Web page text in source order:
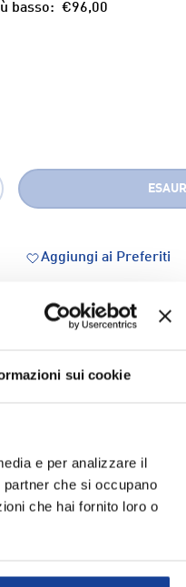
sui cookie
e per analizzare il
che si occupano
che hai fornito loro o
basso: €96,00
Aggiungi ai Preferiti